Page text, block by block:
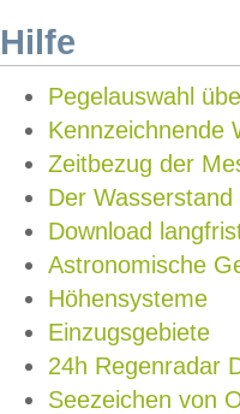
Hilfe
Pegelauswahl
Kennzeichnende
Zeitbezug der
Der Wasserstand
Download
Astronomische
Höhensysteme
Einzugsgebiete
24h Regenradar
Seezeichen von